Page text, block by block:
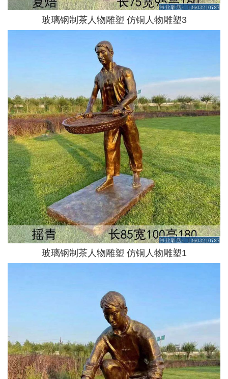
玻璃钢制茶人物雕塑 仿铜人物雕塑3
玻璃钢制茶人物雕塑 仿铜人物雕塑1